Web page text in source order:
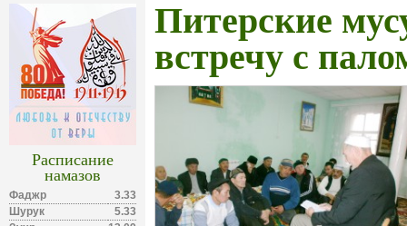
Расписание
намазов
Фаджр
3.33
Шурук
5.33
Питерские
встречу с